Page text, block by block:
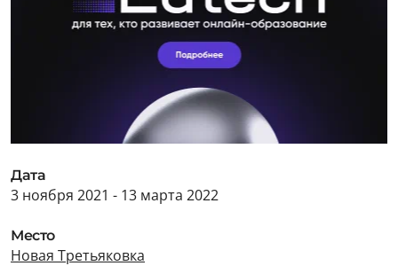
Дата
3 ноября 2021 - 13 марта 2022
Место
Новая Третьяковка